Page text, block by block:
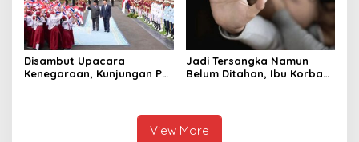
Disambut Upacara
Kenegaraan, Kunjungan PM
Jadi Tersangka Namun
Belum Ditahan, Ibu Korban
Anaknya Hamil
View More